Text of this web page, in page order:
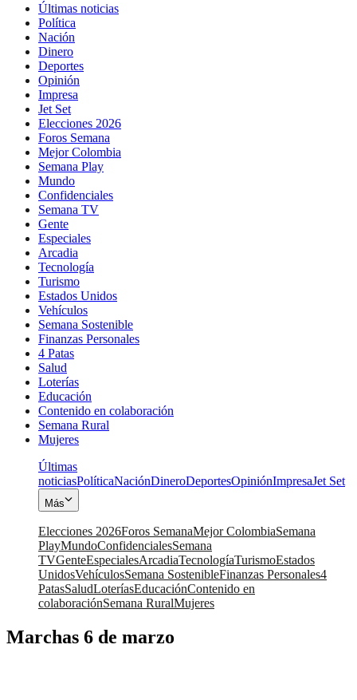
Últimas noticias
Política
Nación
Dinero
Deportes
Opinión
Impresa
Jet Set
Elecciones 2026
Foros Semana
Mejor Colombia
Semana Play
Mundo
Confidenciales
Semana TV
Gente
Especiales
Arcadia
Tecnología
Turismo
Estados Unidos
Vehículos
Semana Sostenible
Finanzas Personales
4 Patas
Salud
Loterías
Educación
Contenido en colaboración
Semana Rural
Mujeres
Últimas
noticiasPolíticaNaciónDineroDeportesOpiniónImpresaJet Set
Más
Elecciones 2026Foros SemanaMejor ColombiaSemana
PlayMundoConfidencialesSemana
TVGenteEspecialesArcadiaTecnologíaTurismoEstados
UnidosVehículosSemana SostenibleFinanzas Personales4
PatasSaludLoteríasEducaciónContenido en
colaboraciónSemana RuralMujeres
Marchas 6 de marzo